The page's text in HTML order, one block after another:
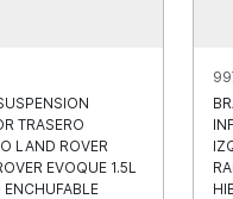
TRASERO
LAND ROVER
EVOQUE 1.5L
ENCHUFABLE